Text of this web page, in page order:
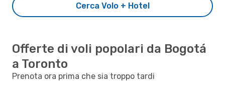
Cerca Volo + Hotel
Offerte di voli popolari da Bogotá
a Toronto
Prenota ora prima che sia troppo tardi